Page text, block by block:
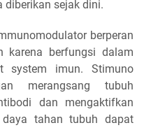
diberikan sejak dini.
berperan
karena berfungsi dalam
system imun. Stimuno
merangsang tubuh
dan mengaktifkan
tahan tubuh dapat